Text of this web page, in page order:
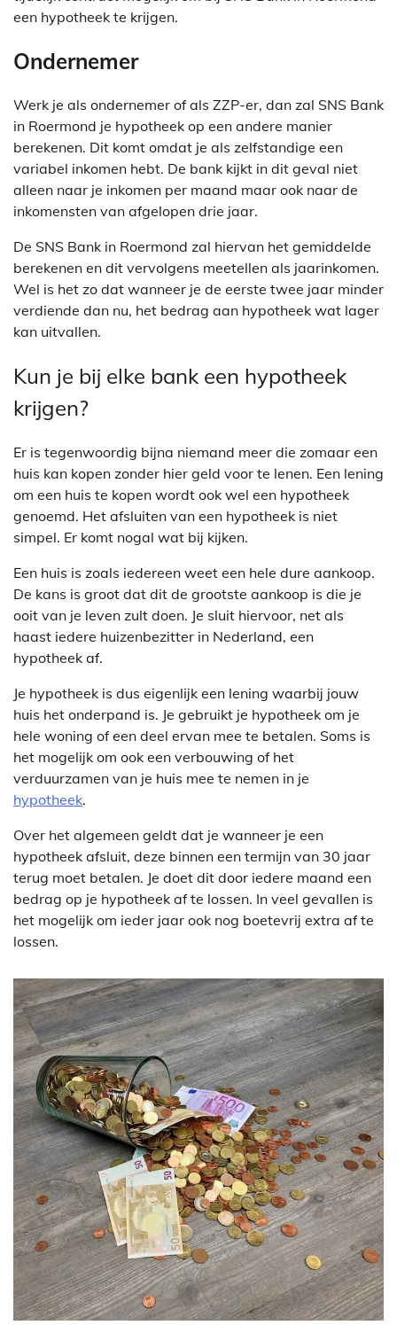
een hypotheek te krijgen.
Ondernemer
Werk je als ondernemer of als ZZP-er, dan zal SNS Bank
in Roermond je hypotheek op een andere manier
berekenen. Dit komt omdat je als zelfstandige een
variabel inkomen hebt. De bank kijkt in dit geval niet
alleen naar je inkomen per maand maar ook naar de
inkomensten van afgelopen drie jaar.
De SNS Bank in Roermond zal hiervan het gemiddelde
berekenen en dit vervolgens meetellen als jaarinkomen.
Wel is het zo dat wanneer je de eerste twee jaar minder
verdiende dan nu, het bedrag aan hypotheek wat lager
kan uitvallen.
Kun je bij elke bank een hypotheek
krijgen?
Er is tegenwoordig bijna niemand meer die zomaar een
huis kan kopen zonder hier geld voor te lenen. Een lening
om een huis te kopen wordt ook wel een hypotheek
genoemd. Het afsluiten van een hypotheek is niet
simpel. Er komt nogal wat bij kijken.
Een huis is zoals iedereen weet een hele dure aankoop.
De kans is groot dat dit de grootste aankoop is die je
ooit van je leven zult doen. Je sluit hiervoor, net als
haast iedere huizenbezitter in Nederland, een
hypotheek af.
Je hypotheek is dus eigenlijk een lening waarbij jouw
huis het onderpand is. Je gebruikt je hypotheek om je
hele woning of een deel ervan mee te betalen. Soms is
het mogelijk om ook een verbouwing of het
verduurzamen van je huis mee te nemen in je
hypotheek.
Over het algemeen geldt dat je wanneer je een
hypotheek afsluit, deze binnen een termijn van 30 jaar
terug moet betalen. Je doet dit door iedere maand een
bedrag op je hypotheek af te lossen. In veel gevallen is
het mogelijk om ieder jaar ook nog boetevrij extra af te
lossen.